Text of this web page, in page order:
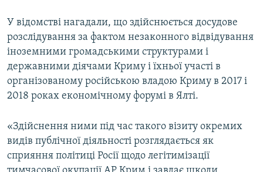
У відомстві нагадали, що здійснюється досудове
розслідування за фактом незаконного відвідування
іноземними громадськими структурами і
державними діячами Криму і їхньої участі в
організованому російською владою Криму в 2017 і
2018 роках економічному форумі в Ялті.
«Здійснення ними під час такого візиту окремих
видів публічної діяльності розглядається як
сприяння політиці Росії щодо легітимізації